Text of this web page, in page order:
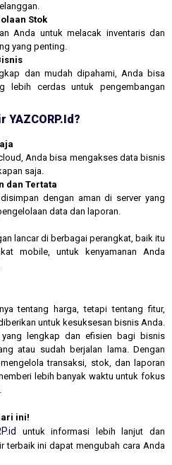
Stok
Anda untuk melacak inventaris dan
yang penting.
dan mudah dipahami, Anda bisa
lebih cerdas untuk pengembangan
YAZCORP.id?
Anda bisa mengakses data bisnis
saja.
dan Tertata
dengan aman di server yang
data dan laporan.
lancar di berbagai perangkat, baik itu
mobile, untuk kenyamanan Anda
tentang harga, tetapi tentang fitur,
untuk kesuksesan bisnis Anda.
yang lengkap dan efisien bagi bisnis
atau sudah berjalan lama. Dengan
transaksi, stok, dan laporan
lebih banyak waktu untuk fokus
ini!
untuk informasi lebih lanjut dan
terbaik ini dapat mengubah cara Anda